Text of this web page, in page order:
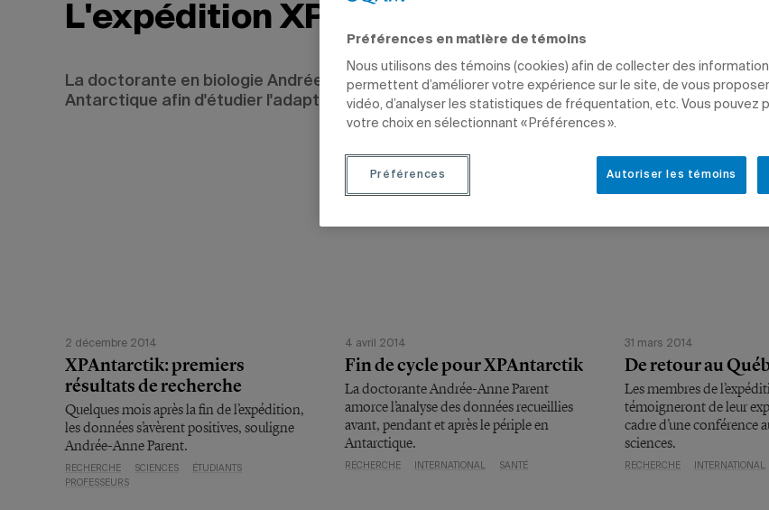
L'expédition XPAntarctik
La doctorante en biologie Andrée-Anne Parent participe à une expédition en
Antarctique afin d'étudier l'adaptation du corps humain au froid.
2 décembre 2014
XPAntarctik: premiers
résultats de recherche
Quelques mois après la fin de l’expédition,
les données s’avèrent positives, souligne
Andrée-Anne Parent.
RECHERCHE SCIENCES
ÉTUDIANTS
PROFESSEURS
4 avril 2014
Fin de cycle pour XPAntarctik
La doctorante Andrée-Anne Parent
amorce l’analyse des données recueillies
avant, pendant et après le périple en
Antarctique.
RECHERCHE INTERNATIONAL SANTÉ
31 mars 2014
De retour au
Les membres de
témoigneront de leur
cadre d’une conférence
sciences.
RECHERCHE INTERNATIONAL
Préférences en matière de témoins
Nous utilisons des témoins (cookies) afin de collecter des
permettent d’améliorer votre expérience sur le site, de vous
vidéo, d’analyser les statistiques de fréquentation, etc. Vous pouvez
votre choix en sélectionnant « Préférences ».
Autoriser les témoins
Préférences